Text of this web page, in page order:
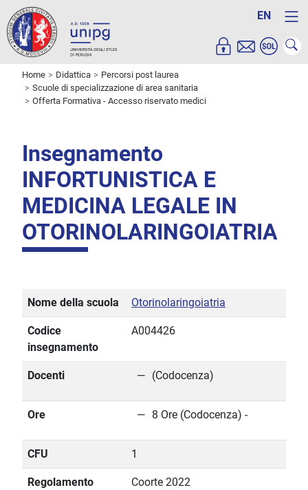
EN
Home Didattica
Percorsi post laurea
Scuole di specializzazione di area sanitaria
Offerta Formativa - Accesso riservato medici
Insegnamento
INFORTUNISTICA E
MEDICINA LEGALE IN
OTORINOLARINGOIATRIA
Nome della scuola Otorinolaringoiatria
Codice
insegnamento
A004426
Docenti (Codocenza)
Ore 8 Ore (Codocenza) -
CFU 1
Regolamento Coorte 2022